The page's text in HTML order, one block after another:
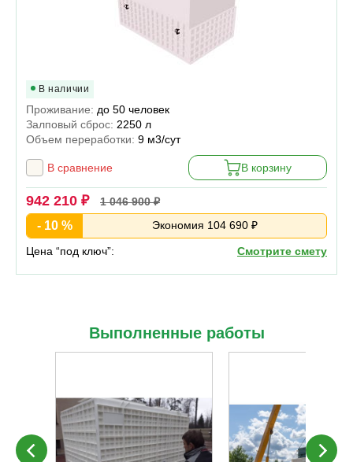
В наличии
Проживание: до 50 человек
Залповый сброс: 2250 л
Объем переработки: 9 м3/сут
В сравнение В корзину
942 210 ₽ 1 046 900 ₽
- 10 % Экономия 104 690 ₽
Цена “под ключ”: Смотрите смету
Выполненные работы